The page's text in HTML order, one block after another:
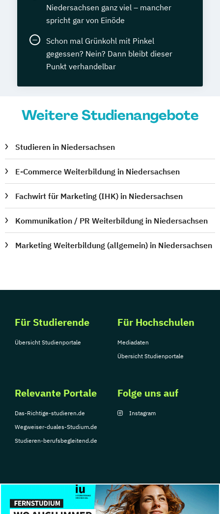
Niedersachsen ganz viel – mancher
spricht gar von Einöde
Schon mal Grünkohl mit Pinkel
gegessen? Nein? Dann bleibt dieser
Punkt verhandelbar
Weitere Studienangebote
Studieren in Niedersachsen
E-Commerce Weiterbildung in Niedersachsen
Fachwirt für Marketing (IHK) in Niedersachsen
Kommunikation / PR Weiterbildung in Niedersachsen
Marketing Weiterbildung (allgemein) in Niedersachsen
Für Studierende
Übersicht Studienportale
Für Hochschulen
Mediadaten
Übersicht Studienportale
Relevante Portale
Das-Richtige-studieren.de
Wegweiser-duales-Studium.de
Studieren-berufsbegleitend.de
Folge uns auf
Instagram
© Copyright 2026, TarGroup Media GmbH